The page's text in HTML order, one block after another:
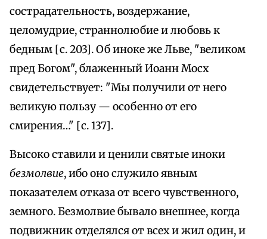
сострадательность, воздержание,
целомудрие, страннолюбие и любовь к
бедным [с. 203]. Об иноке же Льве, "великом
пред Богом", блаженный Иоанн Мосх
свидетельствует: "Мы получили от него
великую пользу — особенно от его
смирения…" [с. 137].
Высоко ставили и ценили святые иноки
безмолвие, ибо оно служило явным
показателем отказа от всего чувственного,
земного. Безмолвие бывало внешнее, когда
подвижник отделялся от всех и жил один, и